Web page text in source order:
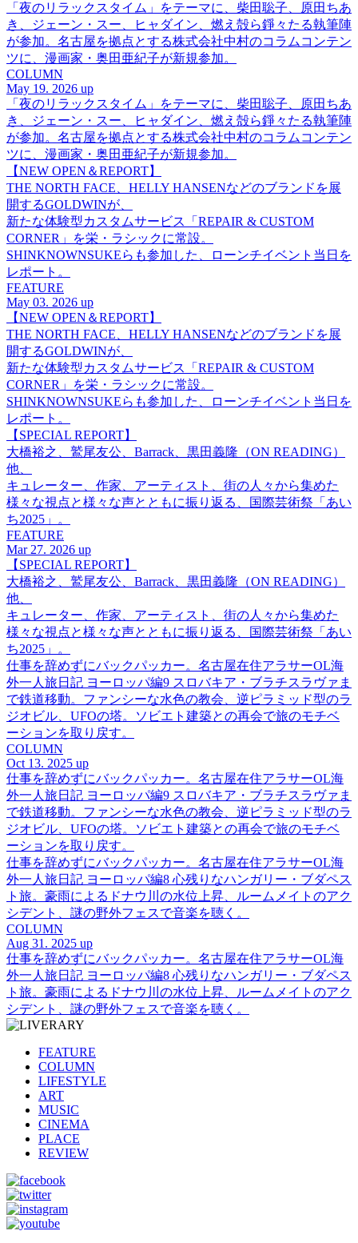
「夜のリラックスタイム」をテーマに、柴田聡子、原田ちあ
き、ジェーン・スー、ヒャダイン、燃え殻ら錚々たる執筆陣
が参加。名古屋を拠点とする株式会社中村のコラムコンテン
ツに、漫画家・奥田亜紀子が新規参加。
COLUMN
May 19. 2026 up
「夜のリラックスタイム」をテーマに、柴田聡子、原田ちあ
き、ジェーン・スー、ヒャダイン、燃え殻ら錚々たる執筆陣
が参加。名古屋を拠点とする株式会社中村のコラムコンテン
ツに、漫画家・奥田亜紀子が新規参加。
【NEW OPEN＆REPORT】
THE NORTH FACE、HELLY HANSENなどのブランドを展
開するGOLDWINが、
新たな体験型カスタムサービス「REPAIR & CUSTOM
CORNER」を栄・ラシックに常設。
SHINKNOWNSUKEらも参加した、ローンチイベント当日を
レポート。
FEATURE
May 03. 2026 up
【NEW OPEN＆REPORT】
THE NORTH FACE、HELLY HANSENなどのブランドを展
開するGOLDWINが、
新たな体験型カスタムサービス「REPAIR & CUSTOM
CORNER」を栄・ラシックに常設。
SHINKNOWNSUKEらも参加した、ローンチイベント当日を
レポート。
【SPECIAL REPORT】
大橋裕之、鷲尾友公、Barrack、黒田義隆（ON READING）
他、
キュレーター、作家、アーティスト、街の人々から集めた
様々な視点と様々な声とともに振り返る、国際芸術祭「あい
ち2025」。
FEATURE
Mar 27. 2026 up
【SPECIAL REPORT】
大橋裕之、鷲尾友公、Barrack、黒田義隆（ON READING）
他、
キュレーター、作家、アーティスト、街の人々から集めた
様々な視点と様々な声とともに振り返る、国際芸術祭「あい
ち2025」。
仕事を辞めずにバックパッカー。名古屋在住アラサーOL海
外一人旅日記 ヨーロッパ編9 スロバキア・ブラチスラヴァま
で鉄道移動。ファンシーな水色の教会、逆ピラミッド型のラ
ジオビル、UFOの塔。ソビエト建築との再会で旅のモチベ
ーションを取り戻す。
COLUMN
Oct 13. 2025 up
仕事を辞めずにバックパッカー。名古屋在住アラサーOL海
外一人旅日記 ヨーロッパ編9 スロバキア・ブラチスラヴァま
で鉄道移動。ファンシーな水色の教会、逆ピラミッド型のラ
ジオビル、UFOの塔。ソビエト建築との再会で旅のモチベ
ーションを取り戻す。
仕事を辞めずにバックパッカー。名古屋在住アラサーOL海
外一人旅日記 ヨーロッパ編8 心残りなハンガリー・ブダペス
ト旅。豪雨によるドナウ川の水位上昇、ルームメイトのアク
シデント、謎の野外フェスで音楽を聴く。
COLUMN
Aug 31. 2025 up
仕事を辞めずにバックパッカー。名古屋在住アラサーOL海
外一人旅日記 ヨーロッパ編8 心残りなハンガリー・ブダペス
ト旅。豪雨によるドナウ川の水位上昇、ルームメイトのアク
シデント、謎の野外フェスで音楽を聴く。
FEATURE
COLUMN
LIFESTYLE
ART
MUSIC
CINEMA
PLACE
REVIEW